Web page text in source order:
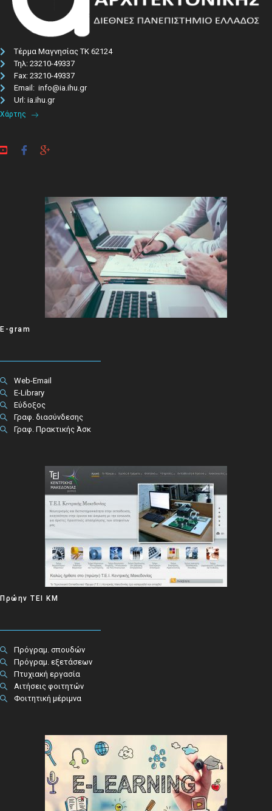
Τέρμα Μαγνησίας ΤΚ 62124
Τηλ: 23210-49337​
Fax: 23210-49337
Email: info@ia.ihu.gr
Url: ia.ihu.gr
Χάρτης
E-gram
Web-Email
E-Library
Εύδοξος
Γραφ. διασύνδεσης
Γραφ. Πρακτικής Άσκ
Πρώην ΤΕΙ ΚΜ
Πρόγραμ. σπουδών
Πρόγραμ. εξετάσεων
Πτυχιακή εργασία
Αιτήσεις φοιτητών
Φοιτητική μέριμνα